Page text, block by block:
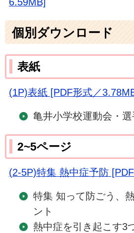
6.59MB]
個別ダウンロード
表紙
(1P)表紙 [PDF形式／
亀井小学校運動会・
2~5ページ
(2-5P)特集 熱中症予防
特集 知って防ごう、
ント
熱中症を引き起こす3